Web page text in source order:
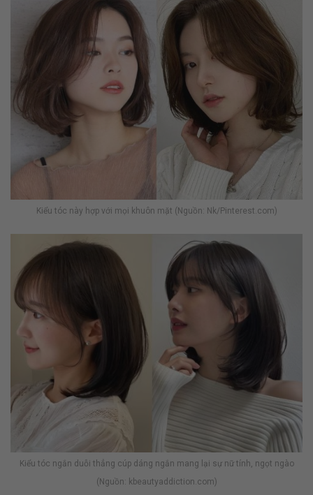
Kiểu tóc này hợp với mọi khuôn mặt (Nguồn: Nk/Pinterest.com)
Kiểu tóc ngắn duỗi thẳng cúp dáng ngắn mang lại sự nữ tính, ngọt ngào
(Nguồn: kbeautyaddiction.com)